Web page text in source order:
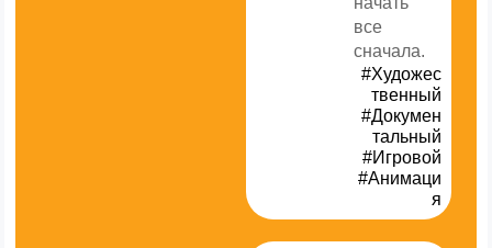
все
сначала.
#Художес
твенный
#Докумен
тальный
#Игровой
#Анимаци
я